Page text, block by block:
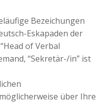
Bezeichungen
Eskapaden der
of Verbal
“Sekretär-/in” ist
über Ihre